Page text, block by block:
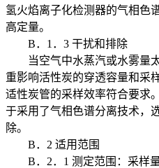
氢火焰离子化检测器的气相色
高定量。
B．1．3 干扰和排除
当空气中水蒸汽或水雾量太
重影响活性炭的穿透容量和采
适性炭管的采样效率符合要求
于采用了气相色谱分离技术，
除。
B．2 适用范围
B．2．1 测定范围：采样量